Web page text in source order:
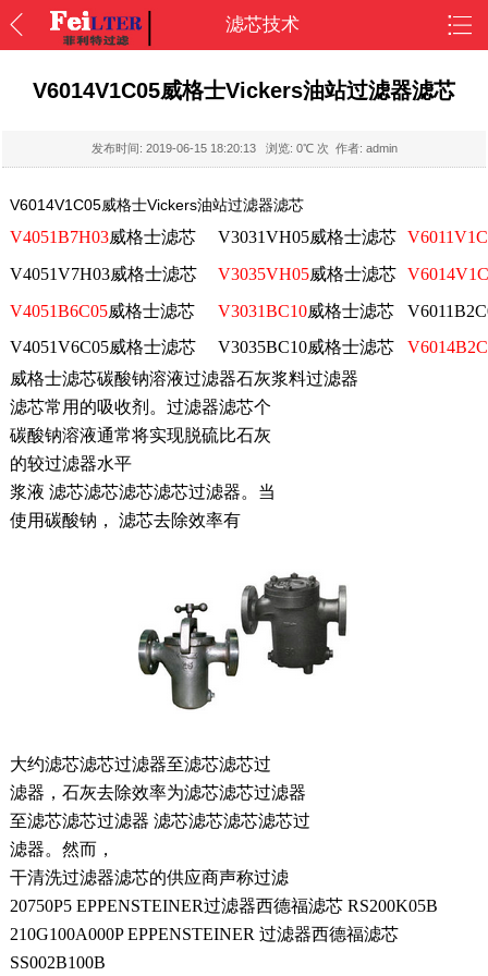
滤芯技术
V6014V1C05威格士Vickers油站过滤器滤芯
发布时间: 2019-06-15 18:20:13浏览: 0℃ 次 作者: admin
V6014V1C05威格士Vickers油站过滤器滤芯
V4051B7H03威格士滤芯 V3031VH05威格士滤芯
V4051V7H03威格士滤芯 V3035VH05威格士滤芯
V4051B6C05威格士滤芯 V3031BC10威格士滤芯
V4051V6C05威格士滤芯 V3035BC10威格士滤芯
威格士滤芯碳酸钠溶液过滤器石灰浆料过滤器
滤芯常用的吸收剂。过滤器滤芯个
碳酸钠溶液通常将实现脱硫比石灰
的较过滤器水平
浆液 滤芯滤芯滤芯滤芯过滤器。当
使用碳酸钠， 滤芯去除效率有
大约滤芯滤芯过滤器至滤芯滤芯过
滤器，石灰去除效率为滤芯滤芯过滤器
至滤芯滤芯过滤器 滤芯滤芯滤芯滤芯过
滤器。然而，
干清洗过滤器滤芯的供应商声称过滤
20750P5 EPPENSTEINER过滤器西德福滤芯 RS200K05B
210G100A000P EPPENSTEINER 过滤器西德福滤芯
SS002B100B